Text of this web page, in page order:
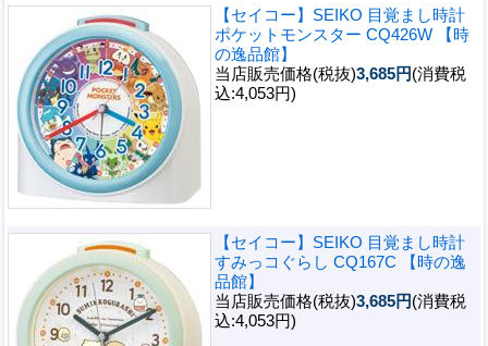
【セイコー】SEIKO 目覚まし時計
ポケットモンスター CQ426W 【時
の逸品館】
当店販売価格(税抜)3,685円(消費税
込:4,053円)
【セイコー】SEIKO 目覚まし時計
すみっコぐらし CQ167C 【時の逸
品館】
当店販売価格(税抜)3,685円(消費税
込:4,053円)